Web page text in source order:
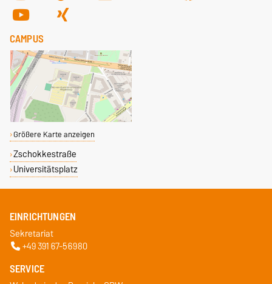
CAMPUS
Größere Karte anzeigen
Zschokkestraße
Universitätsplatz
EINRICHTUNGEN
Sekretariat
+49 391 67-56980
SERVICE